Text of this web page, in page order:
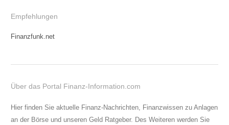
Empfehlungen
Finanzfunk.net
Über das Portal Finanz-Information.com
Hier finden Sie aktuelle Finanz-Nachrichten, Finanzwissen zu Anlagen
an der Börse und unseren Geld Ratgeber. Des Weiteren werden Sie